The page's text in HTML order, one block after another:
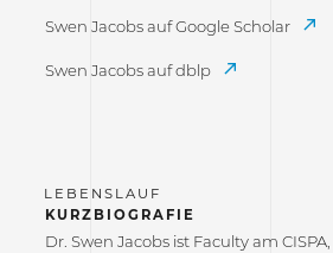
Swen Jacobs auf Google Scholar
Swen Jacobs auf dblp
KURZBIOGRAFIE
Dr. Swen Jacobs ist Faculty am